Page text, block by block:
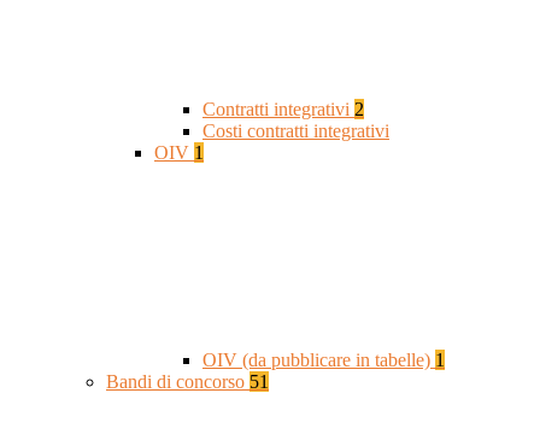
Contratti integrativi 2
Costi contratti integrativi
OIV 1
OIV (da pubblicare in tabelle) 1
Bandi di concorso 51